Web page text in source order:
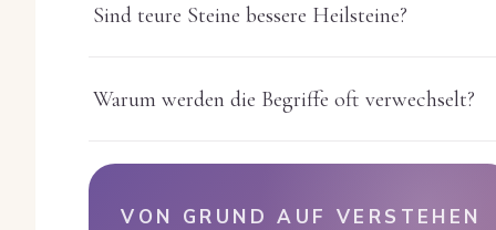
Sind teure Steine bessere Heilsteine?
Warum werden die Begriffe oft verwechselt?
VON GRUND AUF VERSTEHEN